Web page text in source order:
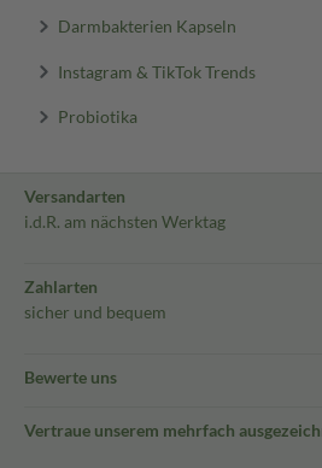
Darmbakterien Kapseln
Instagram & TikTok Trends
Probiotika
Versandarten
i.d.R. am nächsten Werktag
Zahlarten
sicher und bequem
Bewerte uns
Vertraue unserem mehrfach